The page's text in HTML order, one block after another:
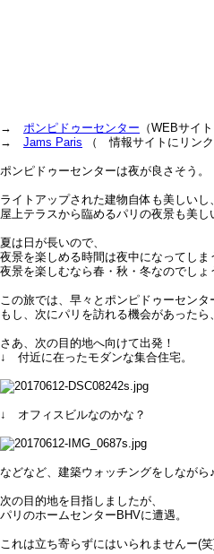
→ ポンピドゥーセンター （WEBサイト
→ Jams Paris （ 情報サイトにリン
ポンピドゥーセンターは夜が良さそう。
ライトアップされた建物自体も美しいし、
屋上テラスから臨めるパリの夜景も美し
夏は日が長いので、
夜景を楽しめる時間は夜中になってしま
夜景を楽しむなら春・秋・冬なのでしょ
この旅では、早々とポンピドゥーセンタ
もし、次にパリを訪れる機会があったら
さあ、次の目的地へ向けて出発！
↓ 付近に在ったモダンな集合住宅。
↓ オフィスビルなのかな？
などなど、建築ウォッチングをしながら♪
次の目的地を目指しましたが、
パリのホームセンターBHVに遭遇。
これは立ち寄らずにはいられませんー(